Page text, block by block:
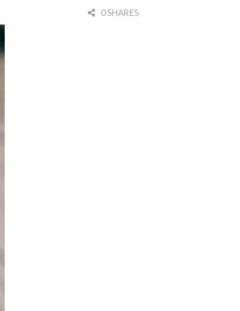
0 SHARES